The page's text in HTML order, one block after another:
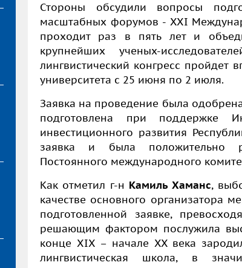
Стороны обсудили вопросы
масштабных форумов - XXI
проходит раз в пять лет и
крупнейших ученых-
лингвистический конгресс пройдет
университета с 25 июня по 2 июля.
Заявка на проведение была
подготовлена при поддержке
инвестиционного развития
заявка и была положительно
Постоянного международного
Как отметил г-н Камиль Хаманс,
качестве основного организатора
подготовленной заявке,
решающим фактором послужила
конце XIX – начале XX века
лингвистическая школа, в